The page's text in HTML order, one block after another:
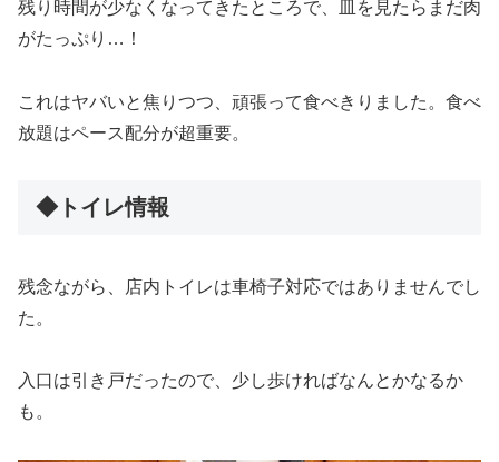
残り時間が少なくなってきたところで、皿を見たらまだ肉
がたっぷり…！
これはヤバいと焦りつつ、頑張って食べきりました。食べ
放題はペース配分が超重要。
◆トイレ情報
残念ながら、店内トイレは車椅子対応ではありませんでし
た。
入口は引き戸だったので、少し歩ければなんとかなるか
も。